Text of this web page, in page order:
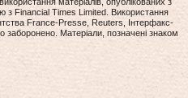
матеріалів, опублікованих з
з Financial Times Limited. Використання
France-Presse, Reuters, Інтерфакс-
заборонено. Матеріали, позначені знаком